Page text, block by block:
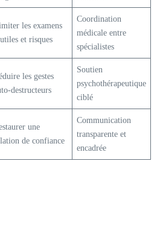
les examens
et risques
Coordination
médicale entre
spécialistes
les gestes
destructeurs
Soutien
psychothérapeutique
ciblé
une
de confiance
Communication
transparente et
encadrée